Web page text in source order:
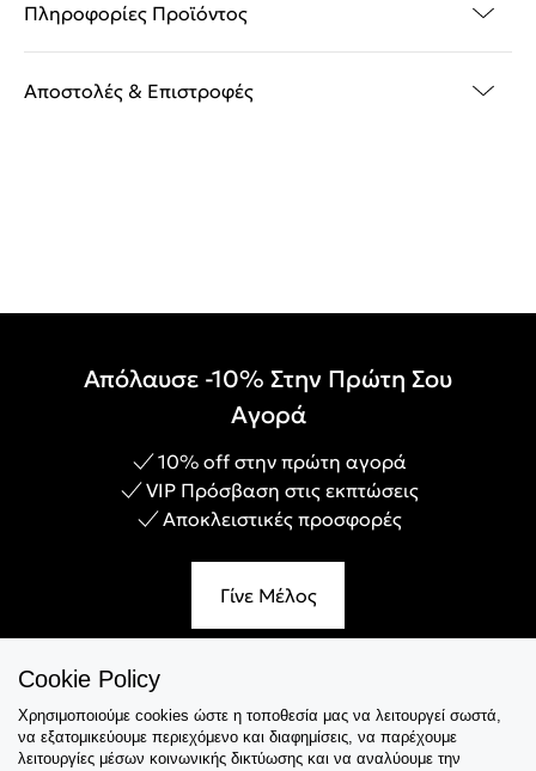
Πληροφορίες Προϊόντος
Αποστολές & Επιστροφές
Απόλαυσε -10% Στην Πρώτη Σου
Αγορά
10% off στην πρώτη αγορά
VIP Πρόσβαση στις εκπτώσεις
Αποκλειστικές προσφορές
Γίνε Μέλος
Εξυπηρέτηση
Cookie Policy
Χρησιμοποιούμε cookies ώστε η τοποθεσία μας να λειτουργεί σωστά,
να εξατομικεύουμε περιεχόμενο και διαφημίσεις, να παρέχουμε
λειτουργίες μέσων κοινωνικής δικτύωσης και να αναλύουμε την